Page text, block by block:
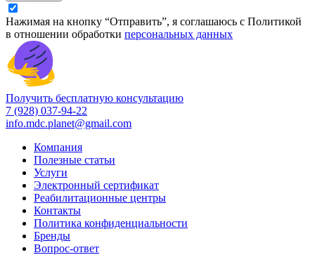
Нажимая на кнопку “Отправить”, я соглашаюсь с Политикой
в отношении обработки персональных данных
Получить бесплатную консультацию
7 (928) 037-94-22
info.mdc.planet@gmail.com
Компания
Полезные статьи
Услуги
Электронный сертификат
Реабилитационные центры
Контакты
Политика конфиденциальности
Бренды
Вопрос-ответ